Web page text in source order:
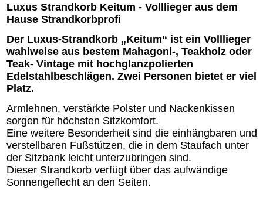
Luxus Strandkorb Keitum - Volllieger aus dem
Hause Strandkorbprofi
Der Luxus-Strandkorb „Keitum“ ist ein Volllieger
wahlweise aus bestem Mahagoni-, Teakholz oder
Teak- Vintage mit hochglanzpolierten
Edelstahlbeschlägen. Zwei Personen bietet er viel
Platz.
Armlehnen, verstärkte Polster und Nackenkissen
sorgen für höchsten Sitzkomfort.
Eine weitere Besonderheit sind die einhängbaren und
verstellbaren Fußstützen, die in dem Staufach unter
der Sitzbank leicht unterzubringen sind.
Dieser Strandkorb verfügt über das aufwändige
Sonnengeflecht an den Seiten.